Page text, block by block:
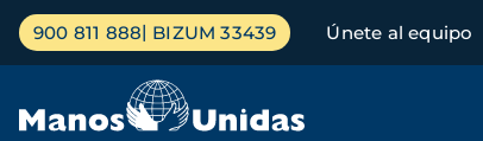
Pasar
contenido
Menú
principal
900 811 888 BIZUM 33439 Únete al equipo